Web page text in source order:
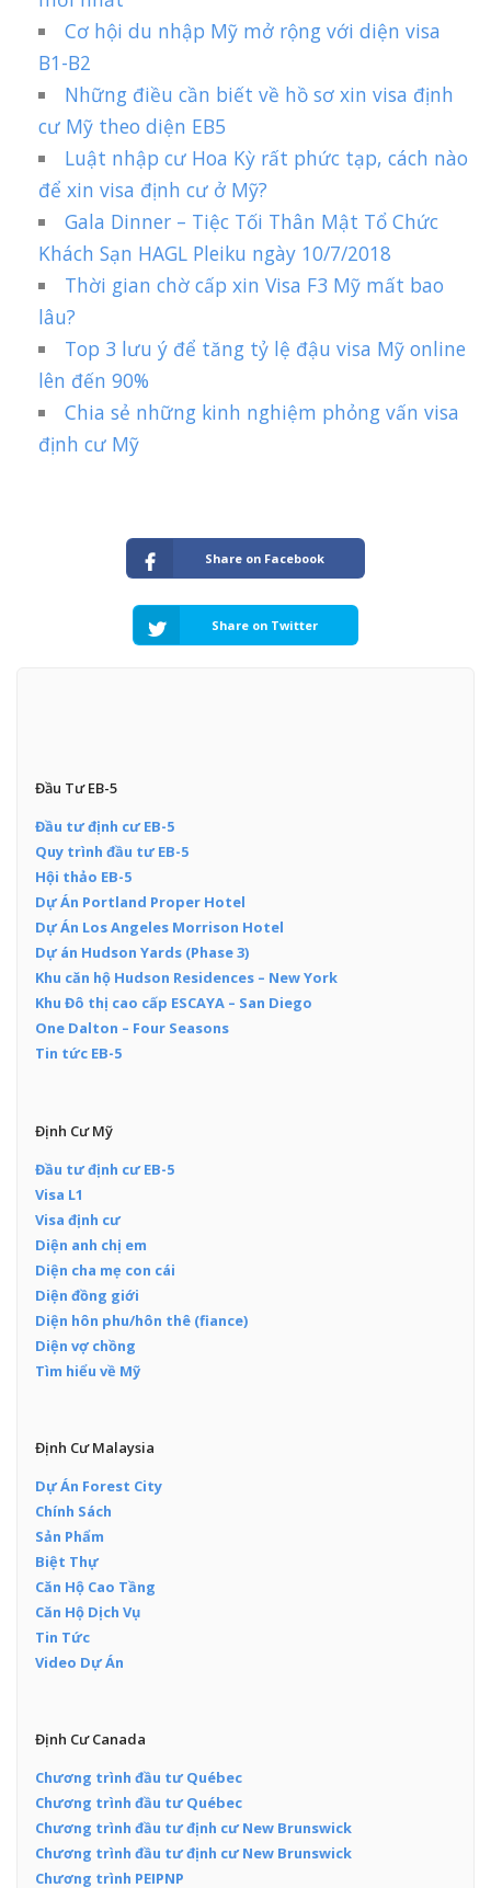
Cơ hội du nhập Mỹ mở rộng với diện visa
B1-B2
Những điều cần biết về hồ sơ xin visa định
cư Mỹ theo diện EB5
Luật nhập cư Hoa Kỳ rất phức tạp, cách nào
để xin visa định cư ở Mỹ?
Gala Dinner – Tiệc Tối Thân Mật Tổ Chức
Khách Sạn HAGL Pleiku ngày 10/7/2018
Thời gian chờ cấp xin Visa F3 Mỹ mất bao
lâu?
Top 3 lưu ý để tăng tỷ lệ đậu visa Mỹ online
lên đến 90%
Chia sẻ những kinh nghiệm phỏng vấn visa
định cư Mỹ
Share on Facebook
Share on Twitter
Đầu Tư EB-5
Đầu tư định cư EB-5
Quy trình đầu tư EB-5
Hội thảo EB-5
Dự Án Portland Proper Hotel
Dự Án Los Angeles Morrison Hotel
Dự án Hudson Yards (Phase 3)
Khu căn hộ Hudson Residences – New York
Khu Đô thị cao cấp ESCAYA – San Diego
One Dalton – Four Seasons
Tin tức EB-5
Định Cư Mỹ
Đầu tư định cư EB-5
Visa L1
Visa định cư
Diện anh chị em
Diện cha mẹ con cái
Diện đồng giới
Diện hôn phu/hôn thê (fiance)
Diện vợ chồng
Tìm hiểu về Mỹ
Định Cư Malaysia
Dự Án Forest City
Chính Sách
Sản Phẩm
Biệt Thự
Căn Hộ Cao Tầng
Căn Hộ Dịch Vụ
Tin Tức
Video Dự Án
Định Cư Canada
Chương trình đầu tư Québec
Chương trình đầu tư Québec
Chương trình đầu tư định cư New Brunswick
Chương trình đầu tư định cư New Brunswick
Chương trình PEIPNP